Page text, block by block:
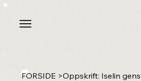
FORSIDE >Oppskrift: Iselin